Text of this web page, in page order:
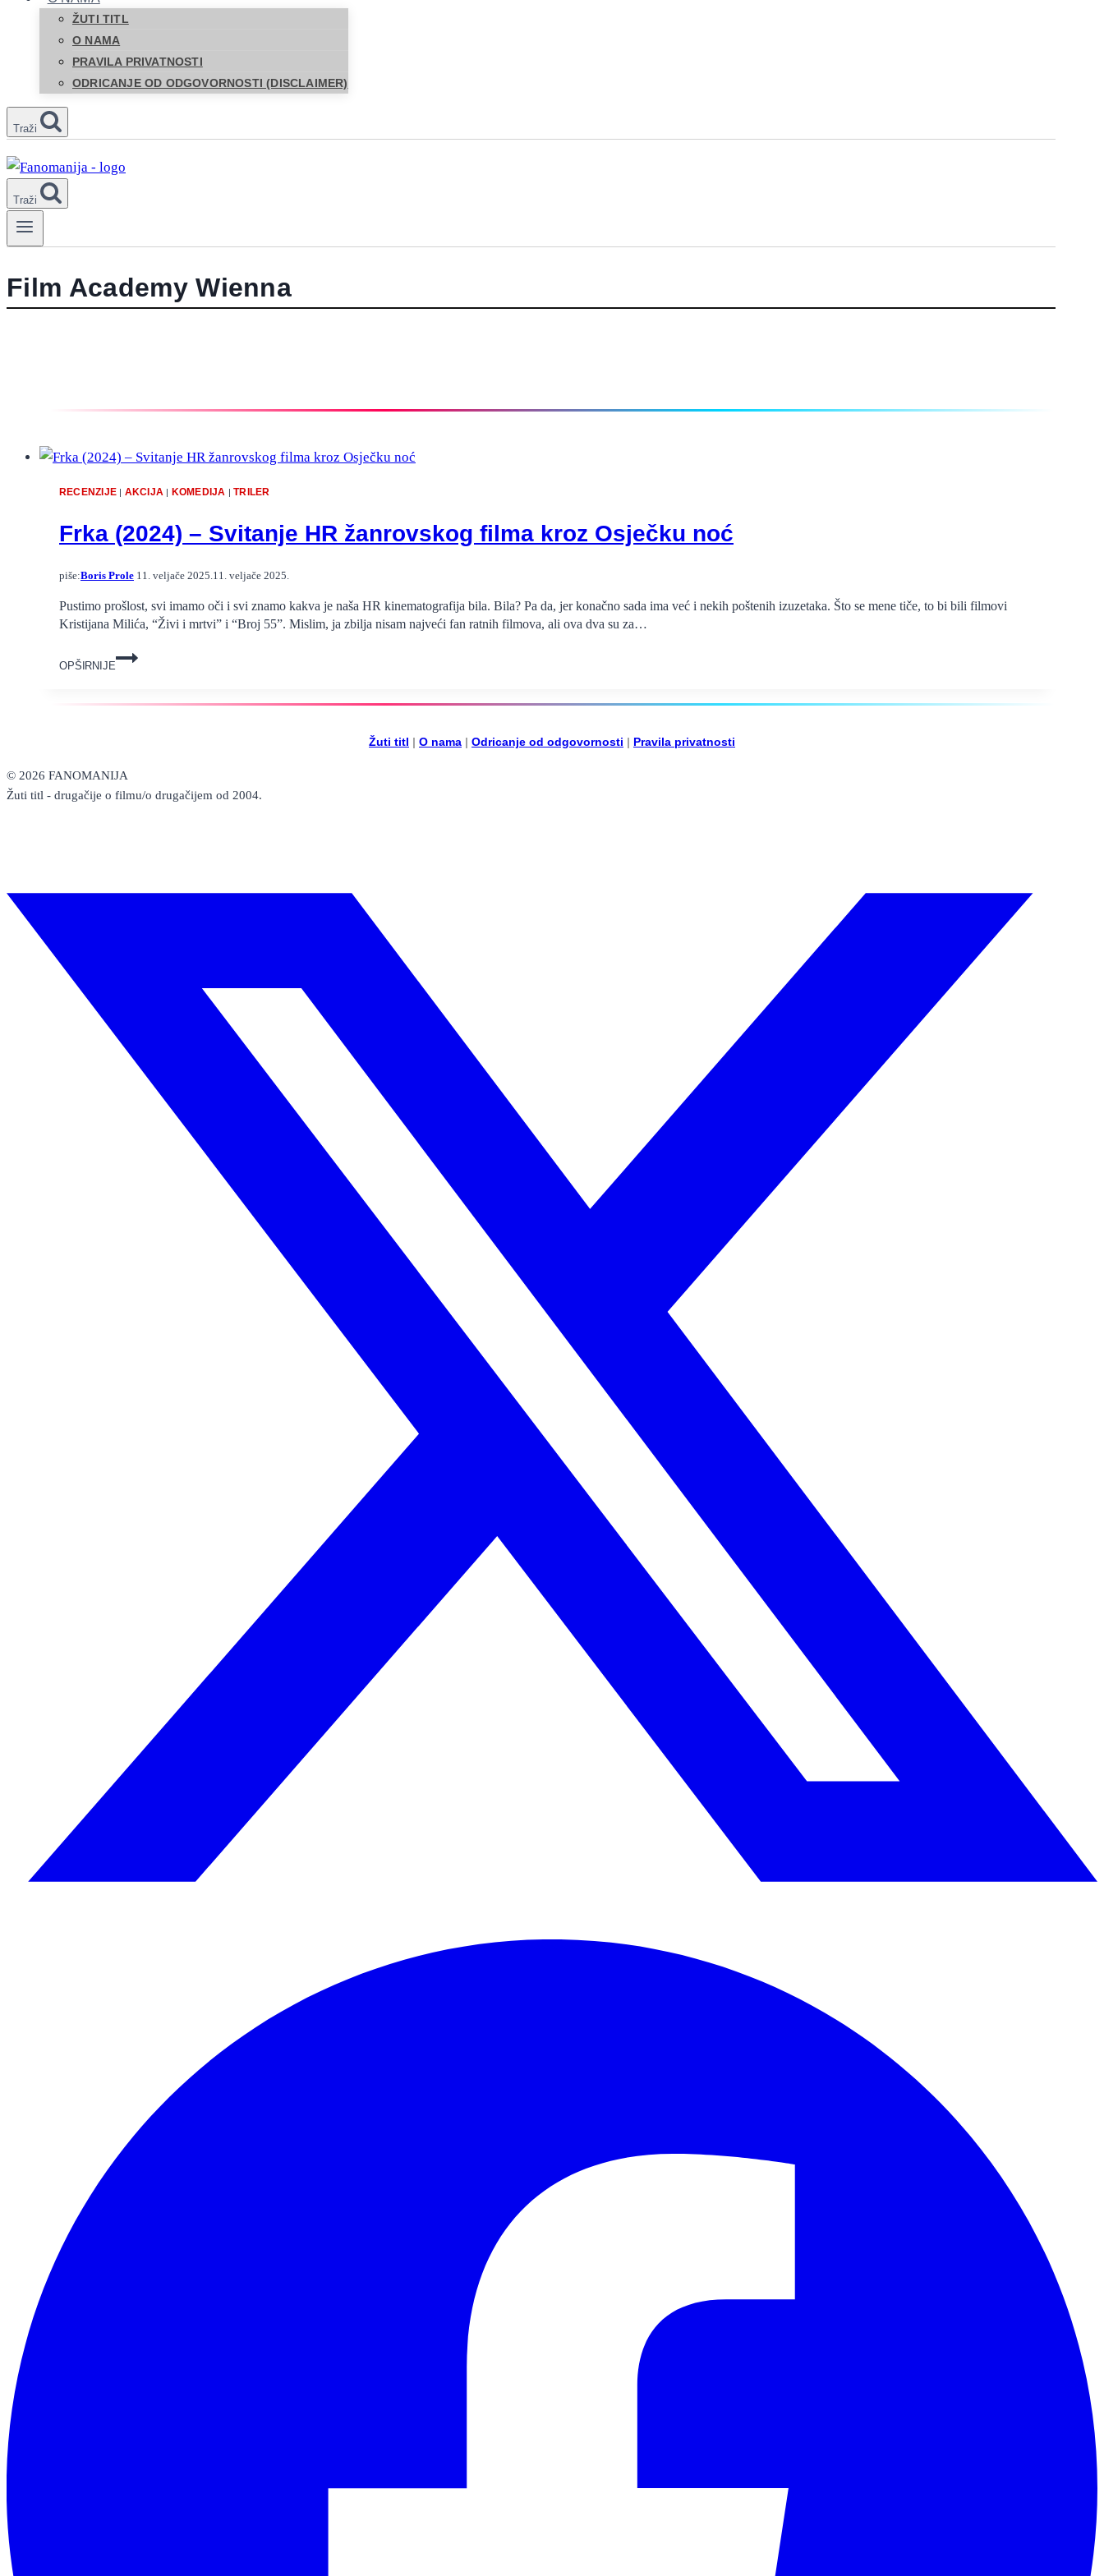
ŽUTI TITL
O NAMA
PRAVILA PRIVATNOSTI
ODRICANJE OD ODGOVORNOSTI (DISCLAIMER)
Traži
Traži
Film Academy Wienna
RECENZIJE AKCIJA KOMEDIJA |TRILER
Frka (2024) – Svitanje HR žanrovskog filma kroz Osječku noć
piše:Boris Prole 11. veljače 2025. 11. veljače 2025.
Pustimo prošlost, svi imamo oči i svi znamo kakva je naša HR kinematografija bila. Bila? Pa da, jer konačno sada ima već i nekih poštenih izuzetaka. Što se mene tiče, to bi bili filmovi
Kristijana Milića, “Živi i mrtvi” i “Broj 55”. Mislim, ja zbilja nisam najveći fan ratnih filmova, ali ova dva su za…
OPŠIRNIJE
Frka
(2024)
Svitanje
kroz
Osječku
Žuti titl | O nama | Odricanje od odgovornosti | Pravila privatnosti
© 2026 FANOMANIJA
Žuti titl - drugačije o filmu/o drugačijem od 2004.